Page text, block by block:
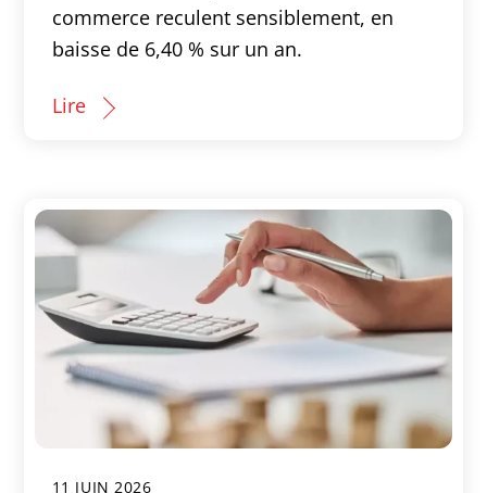
commerce reculent sensiblement, en
baisse de 6,40 % sur un an.
Lire
11 JUIN 2026